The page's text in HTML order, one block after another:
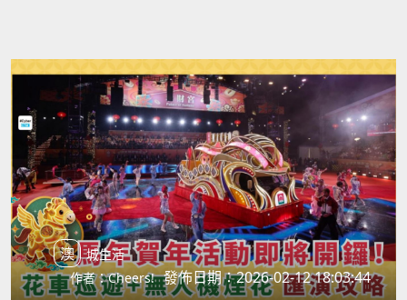
澳城生活
作者：Cheers! 發佈日期：2026-02-12 18:03:44